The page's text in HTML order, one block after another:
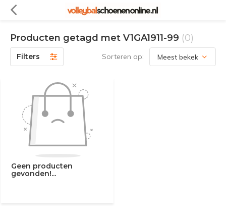
Producten getagd met V1GA1911-99 (0)
Filters Sorteren op:
Geen producten
gevonden!...